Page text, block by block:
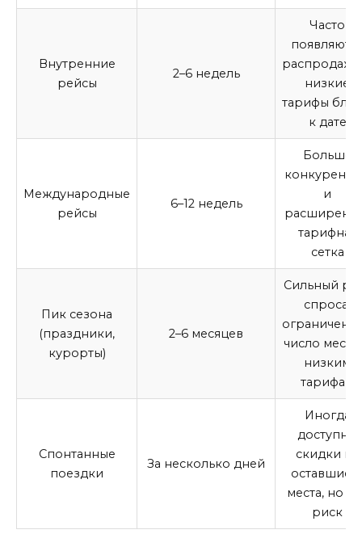
Внутренние
рейсы
2–6 недель
Часто
низкие
тарифы
к дате
Международные
рейсы
6–12 недель
Больше
и
тарифная
сетка
Пик сезона
(праздники,
курорты)
2–6 месяцев
Сильный
спроса,
число мест
низким
тарифам
Спонтанные
поездки
За несколько дней
Иногда
доступны
скидки на
места, но
риск